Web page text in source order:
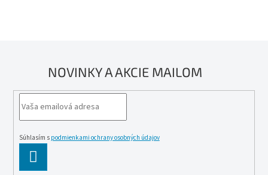
i
u
NOVINKY A AKCIE MAILOM
Súhlasím s podmienkami ochrany osobných údajov
SE